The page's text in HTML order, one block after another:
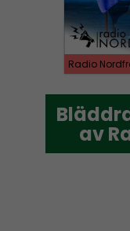
Radio
av
av